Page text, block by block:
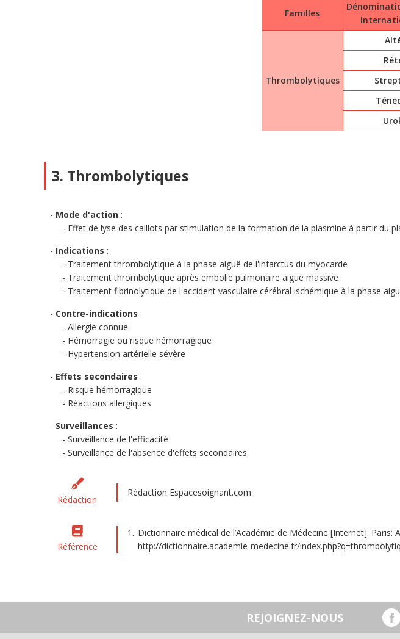
Familles
Thrombolytiques
3. Thrombolytiques
Mode d'action :
Effet de lyse des caillots par stimulation de la formation de la plasmine à partir du
Indications :
Traitement thrombolytique à la phase aiguë de l'infarctus du myocarde
Traitement thrombolytique après embolie pulmonaire aiguë massive
Traitement fibrinolytique de l'accident vasculaire cérébral ischémique à la phase
Contre-indications :
Allergie connue
Hémorragie ou risque hémorragique
Hypertension artérielle sévère
Effets secondaires :
Risque hémorragique
Réactions allergiques
Surveillances :
Surveillance de l'efficacité
Surveillance de l'absence d'effets secondaires
Rédaction
Rédaction Espacesoignant.com
Référence
Dictionnaire médical de l’Académie de Médecine [Internet].
http://dictionnaire.academie-medecine.fr/
REJOIGNEZ-NOUS